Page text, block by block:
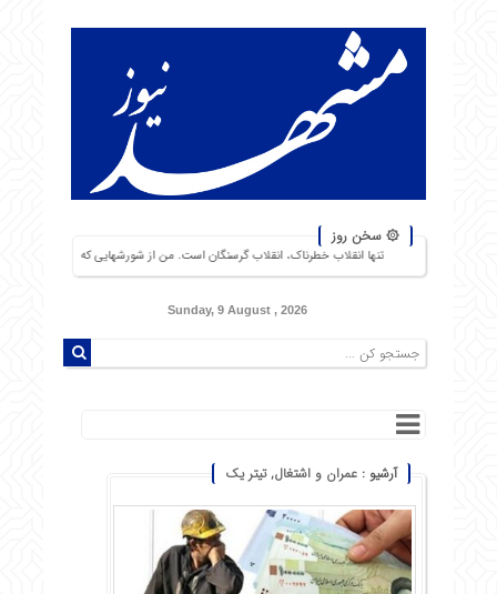
۞ سخن روز
تنها انقلاب خطرناک، انقلاب گرسنگان است. من از شورشهایی که دلیل آن بی‌نانی باشد، بیش از نبرد با
Sunday, 9 August , 2026
آرشیو : عمران و اشتغال,تیتر یک